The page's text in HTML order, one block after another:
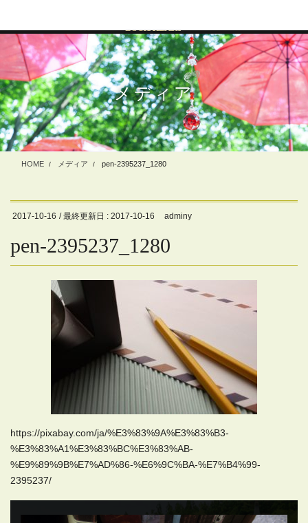
テ
に
移
動
ゲ
ョ
ン
に
移
動
メディア
HOME メディア pen-2395237_1280
2017-10-16 / 最終更新日 : 2017-10-16 adminy
pen-2395237_1280
https://pixabay.com/ja/%E3%83%9A%E3%83%B3-
%E3%83%A1%E3%83%BC%E3%83%AB-
%E9%89%9B%E7%AD%86-%E6%9C%BA-%E7%B4%99-
2395237/